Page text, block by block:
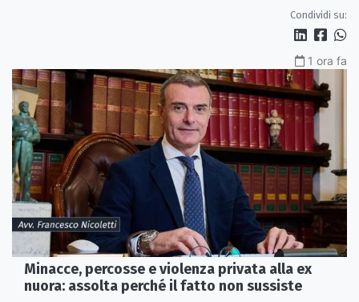
Condividi su:
1 ora fa
Minacce, percosse e violenza privata alla ex
nuora: assolta perché il fatto non sussiste